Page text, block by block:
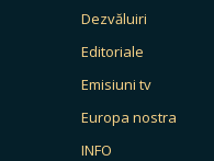
Dezvăluiri
Editoriale
Emisiuni tv
Europa nostra
INFO